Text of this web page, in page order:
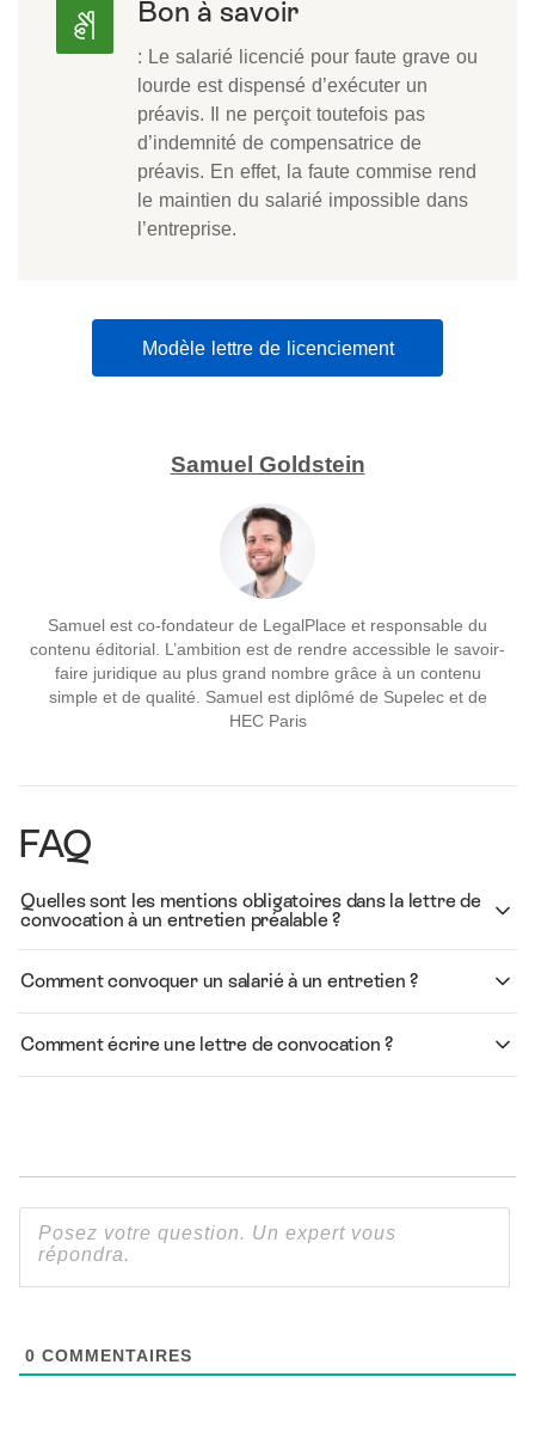
Bon à savoir
: Le salarié licencié pour faute grave ou
lourde est dispensé d’exécuter un
préavis. Il ne perçoit toutefois pas
d’indemnité de compensatrice de
préavis. En effet, la faute commise rend
le maintien du salarié impossible dans
l’entreprise.
Modèle lettre de licenciement
Samuel Goldstein
Samuel est co-fondateur de LegalPlace et responsable du
contenu éditorial. L’ambition est de rendre accessible le savoir-
faire juridique au plus grand nombre grâce à un contenu
simple et de qualité. Samuel est diplômé de Supelec et de
HEC Paris
FAQ
Quelles sont les mentions obligatoires dans la lettre de
convocation à un entretien préalable ?
Comment convoquer un salarié à un entretien ?
Comment écrire une lettre de convocation ?
0 COMMENTAIRES